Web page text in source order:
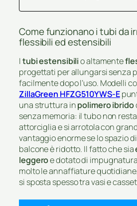
Come funzionano i tubi da
flessibili ed estensibili
Itubi estensibilio altamente
progettati per allungarsi senza
facilmente dopo l’uso. Modelli
ZillaGreen HFZG510YWS-E
una struttura inpolimero ibrido
senza memoria: il tubo non
attorciglia e si arrotola con
vantaggio enorme se lo spazio
balcone è ridotto. Il fatto che sia
leggeroe dotato di
molto le annaffiature
si sposta spesso tra vasi e